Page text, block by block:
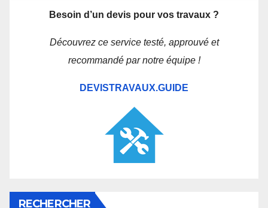
Besoin d’un devis pour vos travaux ?
Découvrez ce service testé, approuvé et
recommandé par notre équipe !
DEVISTRAVAUX.GUIDE
RECHERCHER